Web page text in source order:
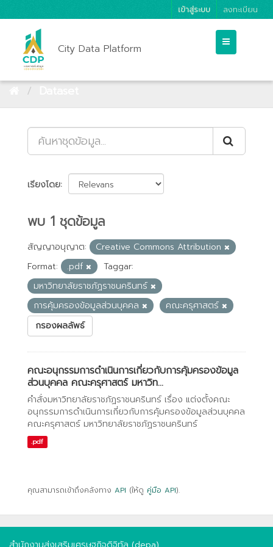
เข้าสู่ระบบ ลงทะเบียน
City Data Platform
เรียงโดย
พบ 1 ชุดข้อมูล
สัญญาอนุญาต:
Creative Commons Attribution
Format:
.pdf
Taggar:
มหาวิทยาลัยราชภัฏราชนครินทร์
การคุ้มครองข้อมูลส่วนบุคคล
คณะครุศาสตร์
กรองผลลัพธ์
คณะอนุกรรมการดำเนินการเกี่ยวกับการคุ้มครองข้อมูล
ส่วนบุคคล คณะครุศาสตร์ มหาวิท...
คำสั่งมหาวิทยาลัยราชภัฏราชนครินทร์ เรื่อง แต่งตั้งคณะ
อนุกรรมการดำเนินการเกี่ยวกับการคุ้มครองข้อมูลส่วนบุคคล
คณะครุศาสตร์ มหาวิทยาลัยราชภัฏราชนครินทร์
.pdf
คุณสามารถเข้าถึงคลังทาง API (ให้ดู คู่มือ API).